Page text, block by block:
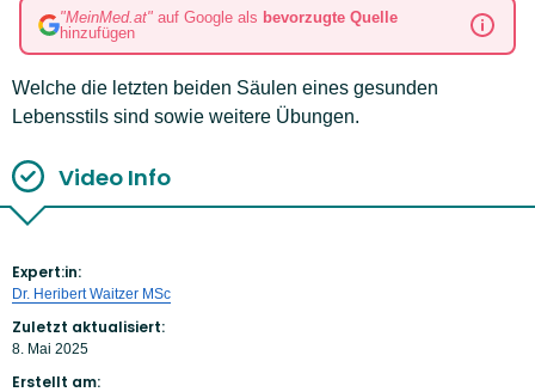
"MeinMed.at" auf Google als bevorzugte Quelle
hinzufügen
Welche die letzten beiden Säulen eines gesunden
Lebensstils sind sowie weitere Übungen.
Video Info
Expert:in:
Dr. Heribert Waitzer MSc
Zuletzt aktualisiert:
8. Mai 2025
Erstellt am: